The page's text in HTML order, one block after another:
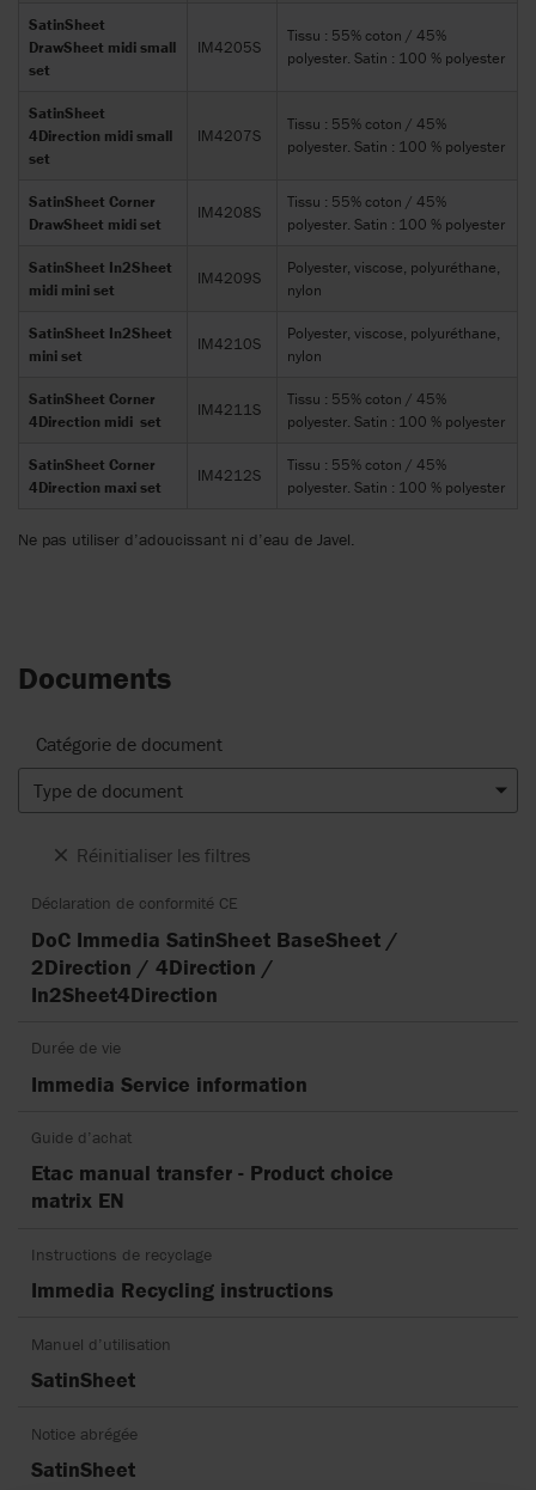
SatinSheet
DrawSheet midi small
set
IM4205S
Tissu : 55% coton / 45%
polyester. Satin : 100 % polyester
SatinSheet
4Direction midi small
set
IM4207S
Tissu : 55% coton / 45%
polyester. Satin : 100 % polyester
SatinSheet Corner
DrawSheet midi set
IM4208S
Tissu : 55% coton / 45%
polyester. Satin : 100 % polyester
SatinSheet In2Sheet
midi mini set
IM4209S
Polyester, viscose, polyuréthane,
nylon
SatinSheet In2Sheet
mini set
IM4210S
Polyester, viscose, polyuréthane,
nylon
SatinSheet Corner
4Direction midi set
IM4211S
Tissu : 55% coton / 45%
polyester. Satin : 100 % polyester
SatinSheet Corner
4Direction maxi set
IM4212S
Tissu : 55% coton / 45%
polyester. Satin : 100 % polyester
Ne pas utiliser d’adoucissant ni d’eau de Javel.
Documents
Catégorie de document
Type de document
Réinitialiser les filtres
Déclaration de conformité CE
DoC Immedia SatinSheet BaseSheet /
2Direction / 4Direction /
In2Sheet4Direction
Durée de vie
Immedia Service information
Guide d’achat
Etac manual transfer - Product choice
matrix EN
Instructions de recyclage
Immedia Recycling instructions
Manuel d’utilisation
SatinSheet
Notice abrégée
SatinSheet